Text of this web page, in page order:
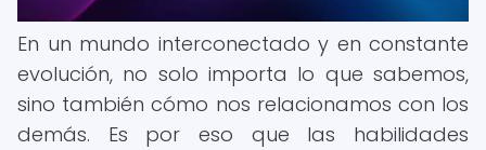
En un mundo interconectado y en constante
evolución, no solo importa lo que sabemos,
sino también cómo nos relacionamos con los
demás. Es por eso que las habilidades